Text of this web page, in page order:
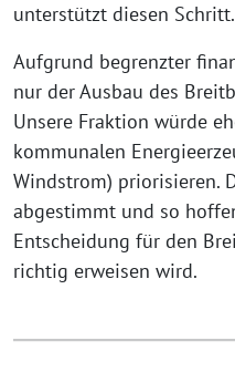
unterstützt diesen Schritt.
Aufgrund begrenzter
nur der Ausbau des
Unsere Fraktion würde
kommunalen
Windstrom) priorisieren.
abgestimmt und so
Entscheidung für den
richtig erweisen wird.